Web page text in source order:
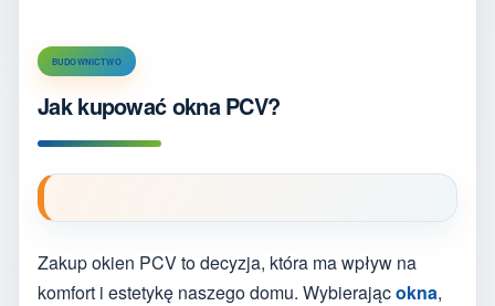
BUDOWNICTWO
Jak kupować okna PCV?
Zakup okien PCV to decyzja, która ma wpływ na
komfort i estetykę naszego domu. Wybierającokna,